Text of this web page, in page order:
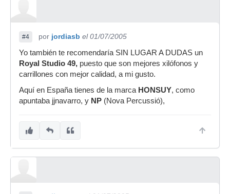
#4 por jordiasb el 01/07/2005
Yo también te recomendaría SIN LUGAR A DUDAS un
Royal Studio 49, puesto que son mejores xilófonos y
carrillones con mejor calidad, a mi gusto.
Aquí en España tienes de la marca HONSUY, como
apuntaba jjnavarro, y NP (Nova Percussió),